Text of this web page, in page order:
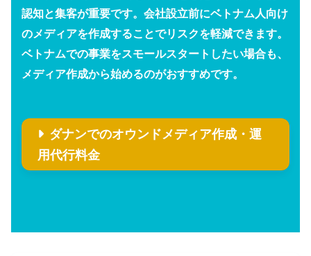
認知と集客が重要です。会社設立前にベトナム人向け
のメディアを作成することでリスクを軽減できます。
ベトナムでの事業をスモールスタートしたい場合も、
メディア作成から始めるのがおすすめです。
ダナンでのオウンドメディア作成・運
用代行料金